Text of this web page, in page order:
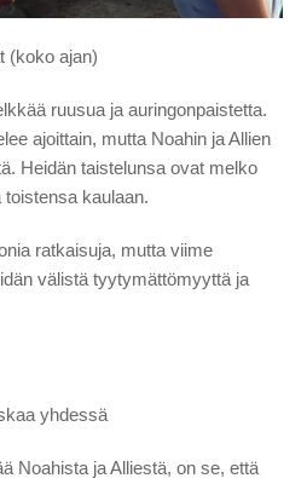
(koko ajan)
ruusua ja auringonpaistetta.
ajoittain, mutta Noahin ja Allien
Heidän taistelunsa ovat melko
kaulaan.
ratkaisuja, mutta viime
välistä tyytymättömyyttä ja
yhdessä
Noahista ja Alliestä, on se, että